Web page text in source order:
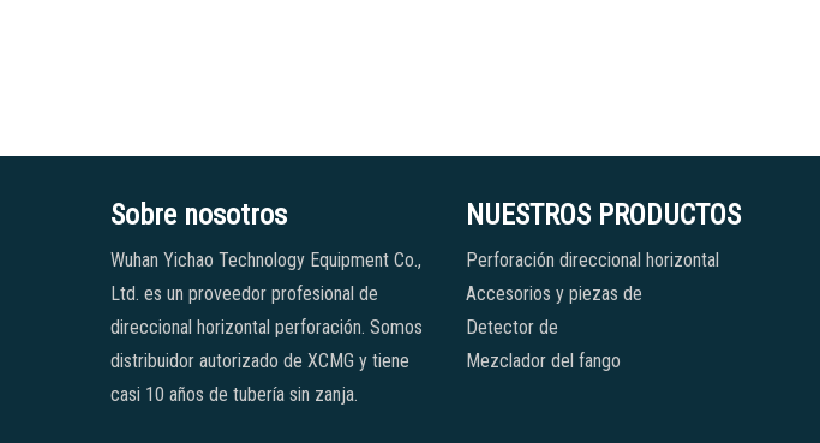
Sobre nosotros
Wuhan Yichao Technology Equipment Co.,
Ltd. es un proveedor profesional de
direccional horizontal perforación. Somos
distribuidor autorizado de XCMG y tiene
casi 10 años de tubería sin zanja.
NUESTROS PRODUCTOS
Perforación direccional horizontal
Accesorios y piezas de
Detector de
Mezclador del fango